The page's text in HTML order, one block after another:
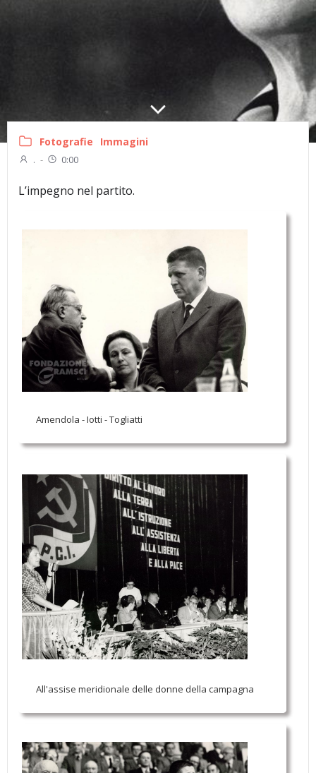
Fotografie Immagini
. - 0:00
L’impegno nel partito.
Amendola - Iotti - Togliatti
All'assise meridionale delle donne della campagna